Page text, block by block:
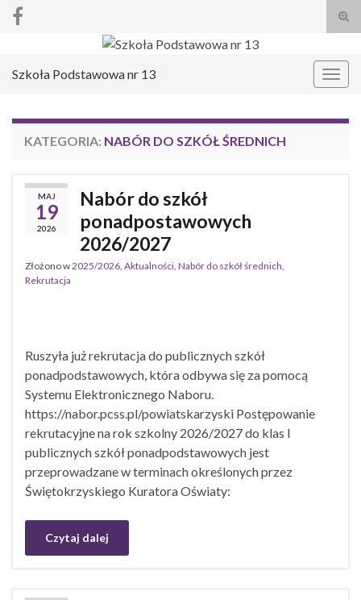
Search for:
Szkoła Podstawowa nr 13
KATEGORIA: NABÓR DO SZKÓŁ ŚREDNICH
MAJ
19
2026
Nabór do szkół
ponadpostawowych
2026/2027
Złożono w2025/2026 Aktualności Nabór do szkół średnich
Rekrutacja
Ruszyła już rekrutacja do publicznych szkół
ponadpodstawowych, która odbywa się za pomocą
Systemu Elektronicznego Naboru.
https://nabor.pcss.pl/powiatskarzyski Postępowanie
rekrutacyjne na rok szkolny 2026/2027 do klas I
publicznych szkół ponadpodstawowych jest
przeprowadzane w terminach określonych przez
Świętokrzyskiego Kuratora Oświaty:
Czytaj dalej